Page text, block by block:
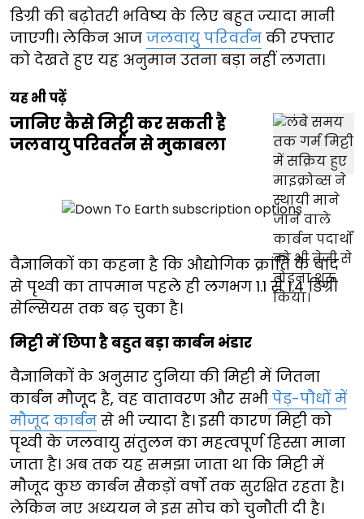
डिग्री की बढ़ोतरी भविष्य के लिए बहुत ज्यादा मानी
जाएगी। लेकिन आज जलवायु परिवर्तन की रफ्तार
को देखते हुए यह अनुमान उतना बड़ा नहीं लगता।
यह भी पढ़ें
जानिए कैसे मिट्टी कर सकती है
जलवायु परिवर्तन से मुकाबला
वैज्ञानिकों का कहना है कि औद्योगिक क्रांति के बाद
से पृथ्वी का तापमान पहले ही लगभग 1.1 से 1.4 डिग्री
सेल्सियस तक बढ़ चुका है।
मिट्टी में छिपा है बहुत बड़ा कार्बन भंडार
वैज्ञानिकों के अनुसार दुनिया की मिट्टी में जितना
कार्बन मौजूद है, वह वातावरण और सभी पेड़-पौधों में
मौजूद कार्बन से भी ज्यादा है। इसी कारण मिट्टी को
पृथ्वी के जलवायु संतुलन का महत्वपूर्ण हिस्सा माना
जाता है। अब तक यह समझा जाता था कि मिट्टी में
मौजूद कुछ कार्बन सैकड़ों वर्षों तक सुरक्षित रहता है।
लेकिन नए अध्ययन ने इस सोच को चुनौती दी है।